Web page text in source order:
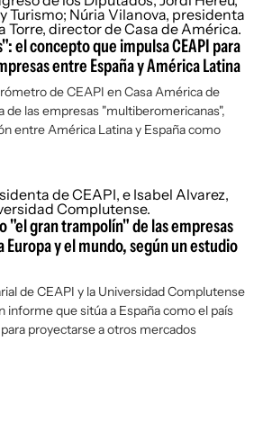
el concepto que impulsa CEAPI para
entre España y América Latina
de CEAPI en Casa América de
de las empresas "multiberomericanas",
entre América Latina y España como
"el gran trampolín" de las empresas
Europa y el mundo, según un estudio
de CEAPI y la Universidad Complutense
informe que sitúa a España como el país
proyectarse a otros mercados